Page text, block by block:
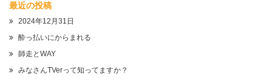
最近の投稿
2024年12月31日
酔っ払いにからまれる
師走とWAY
みなさんTVerって知ってますか？